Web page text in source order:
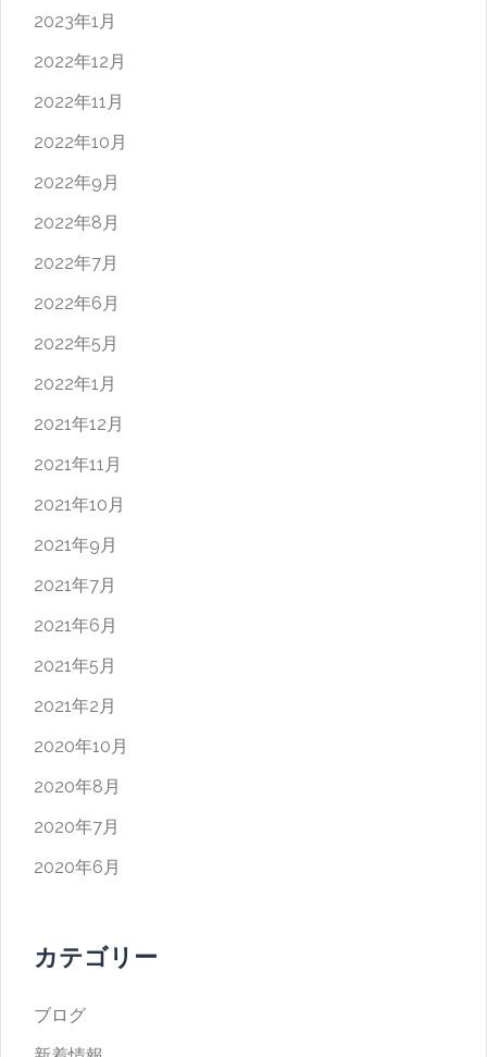
2023年1月
2022年12月
2022年11月
2022年10月
2022年9月
2022年8月
2022年7月
2022年6月
2022年5月
2022年1月
2021年12月
2021年11月
2021年10月
2021年9月
2021年7月
2021年6月
2021年5月
2021年2月
2020年10月
2020年8月
2020年7月
2020年6月
カテゴリー
ブログ